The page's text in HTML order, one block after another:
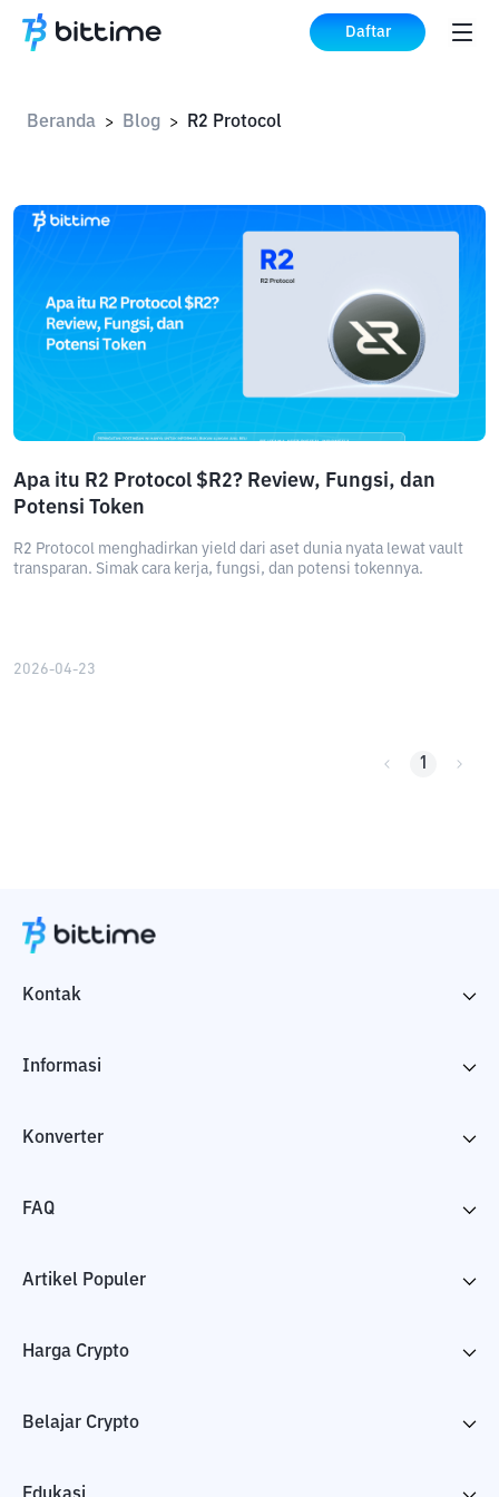
Daftar
Beranda > Blog > R2 Protocol
Apa itu R2 Protocol $R2? Review, Fungsi, dan
Potensi Token
R2 Protocol menghadirkan yield dari aset dunia nyata lewat vault
transparan. Simak cara kerja, fungsi, dan potensi tokennya.
2026-04-23
1
Kontak
Informasi
Konverter
FAQ
Artikel Populer
Harga Crypto
Belajar Crypto